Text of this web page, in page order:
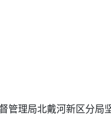
管理局北戴河新区分局